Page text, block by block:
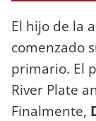
El hijo de la
comenzado
primario. El
River Plate
Finalmente,